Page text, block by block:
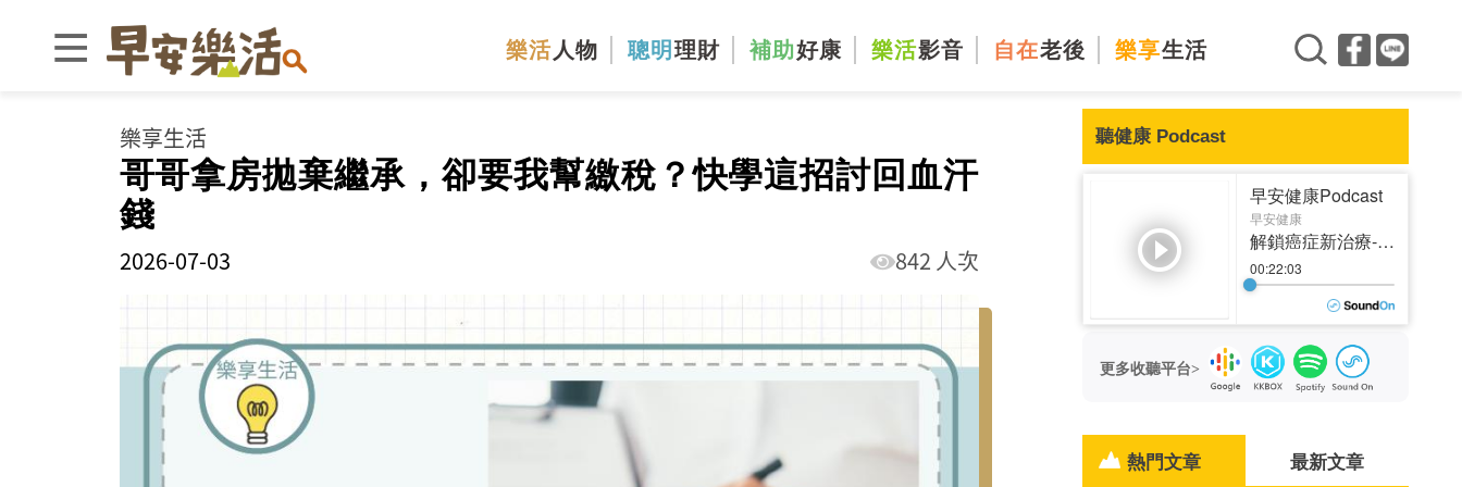
樂活 人物 聰明 理財 補助好康 樂活影音 自在老後 樂享生活
樂享生活
哥哥拿房拋棄繼承，卻要我幫繳稅？快學這招討回血汗
錢
2026-07-03 842 人次
聽健康 Podcast
更多收聽平台>
熱門文章 最新文章